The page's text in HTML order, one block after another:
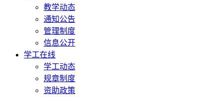
教学动态
通知公告
管理制度
信息公开
学工在线
学工动态
规章制度
资助政策